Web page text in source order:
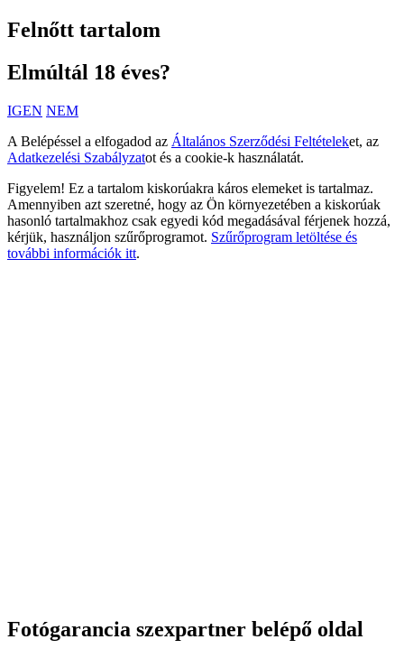
Felnőtt tartalom
Elmúltál 18 éves?
IGEN NEM
A Belépéssel a elfogadod az Általános Szerződési Feltételeket, az
Adatkezelési Szabályzatot és a cookie-k használatát.
Figyelem! Ez a tartalom kiskorúakra káros elemeket is tartalmaz.
Amennyiben azt szeretné, hogy az Ön környezetében a kiskorúak
hasonló tartalmakhoz csak egyedi kód megadásával férjenek hozzá,
kérjük, használjon szűrőprogramot. Szűrőprogram letöltése és
további információk itt.
Fotógarancia szexpartner belépő oldal